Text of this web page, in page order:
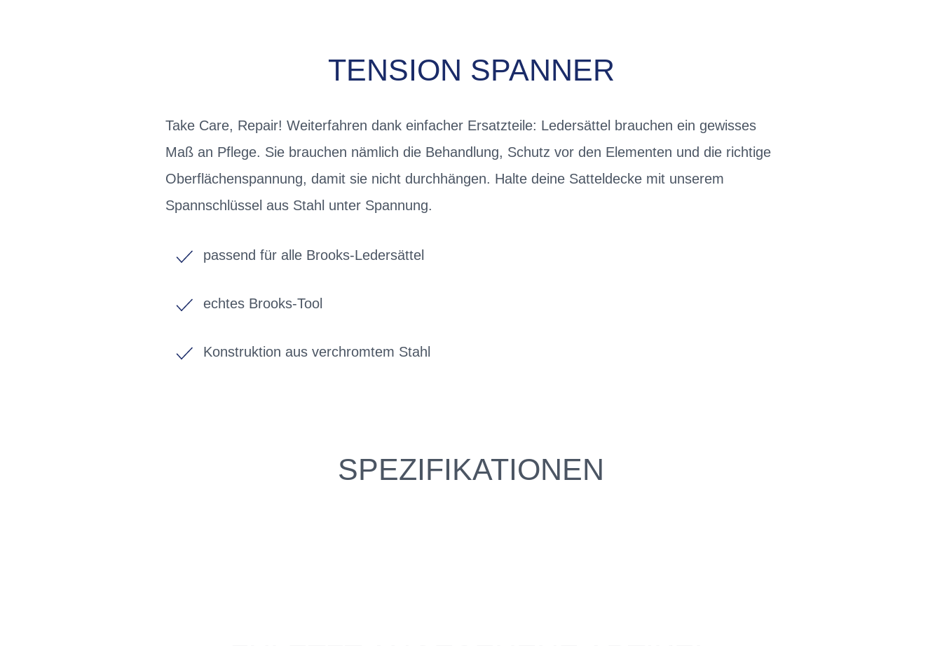
TENSION SPANNER
Take Care, Repair! Weiterfahren dank einfacher Ersatzteile: Ledersättel brauchen ein gewisses
Maß an Pflege. Sie brauchen nämlich die Behandlung, Schutz vor den Elementen und die richtige
Oberflächenspannung, damit sie nicht durchhängen. Halte deine Satteldecke mit unserem
Spannschlüssel aus Stahl unter Spannung.
passend für alle Brooks-Ledersättel
echtes Brooks-Tool
Konstruktion aus verchromtem Stahl
SPEZIFIKATIONEN